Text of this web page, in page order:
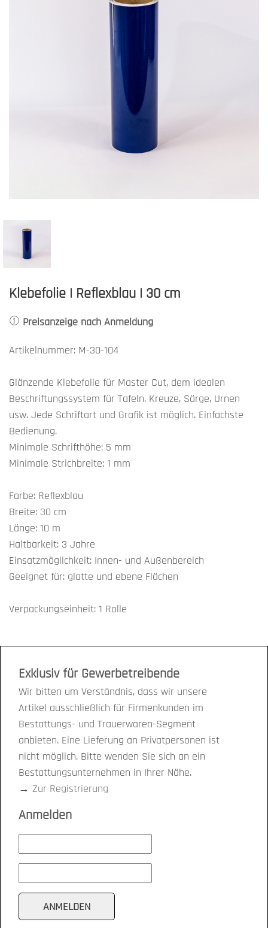
Klebefolie | Reflexblau | 30 cm
Preisanzeige nach Anmeldung
Artikelnummer: M-30-104
Glänzende Klebefolie für Master Cut, dem idealen
Beschriftungssystem für Tafeln, Kreuze, Särge, Urnen
usw. Jede Schriftart und Grafik ist möglich. Einfachste
Bedienung.
Minimale Schrifthöhe: 5 mm
Minimale Strichbreite: 1 mm
Farbe: Reflexblau
Breite: 30 cm
Länge: 10 m
Haltbarkeit: 3 Jahre
Einsatzmöglichkeit: Innen- und Außenbereich
Geeignet für: glatte und ebene Flächen
Verpackungseinheit: 1 Rolle
Exklusiv für Gewerbetreibende
Wir bitten um Verständnis, dass wir unsere
Artikel ausschließlich für Firmenkunden im
Bestattungs- und Trauerwaren-Segment
anbieten. Eine Lieferung an Privatpersonen ist
nicht möglich. Bitte wenden Sie sich an ein
Bestattungsunternehmen in Ihrer Nähe.
→ Zur Registrierung
Anmelden